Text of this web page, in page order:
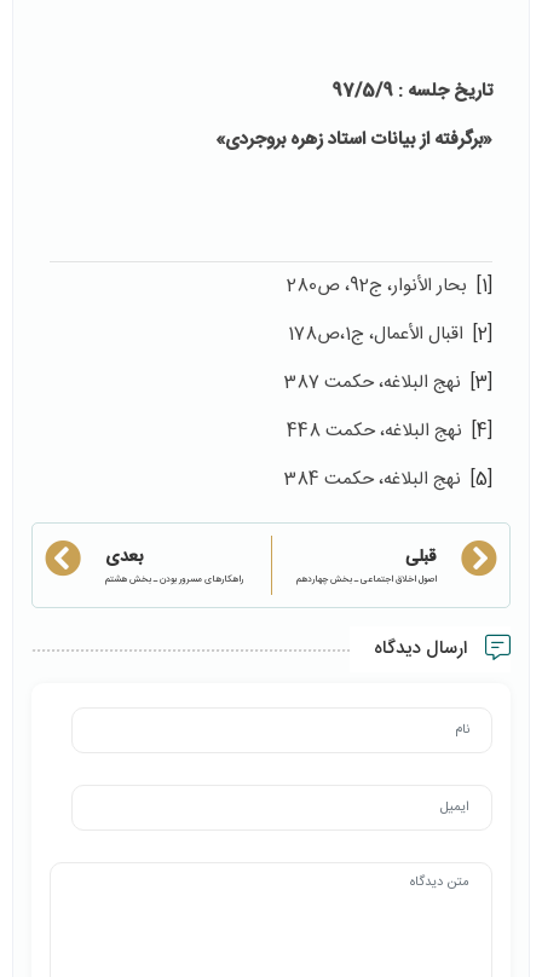
تاریخ جلسه : 97/5/9
«برگرفته از بیانات استاد زهره بروجردی»
[1]
بحار الأنوار، ج92، ص280
[2]
اقبال الأعمال، ج1،ص178
[3]
نهج البلاغه، حکمت 387
[4]
نهج البلاغه، حکمت 448
[5]
نهج البلاغه، حکمت 384
قبلی
اصول اخلاق اجتماعی ـ بخش چهاردهم
بعدی
راهکارهای مسرور بودن ـ بخش هشتم
ارسال دیدگاه